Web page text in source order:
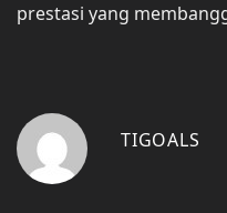
prestasi yang
TIGOALS